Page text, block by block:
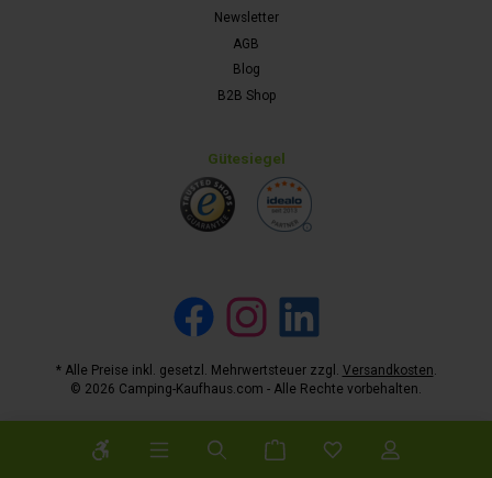
Werkzeugleiste anzeigen
Newsletter
AGB
Blog
B2B Shop
Gütesiegel
Facebook Instagram LinkedIn
* Alle Preise inkl. gesetzl. Mehrwertsteuer zzgl. Versandkosten.
© 2026 Camping-Kaufhaus.com - Alle Rechte vorbehalten.